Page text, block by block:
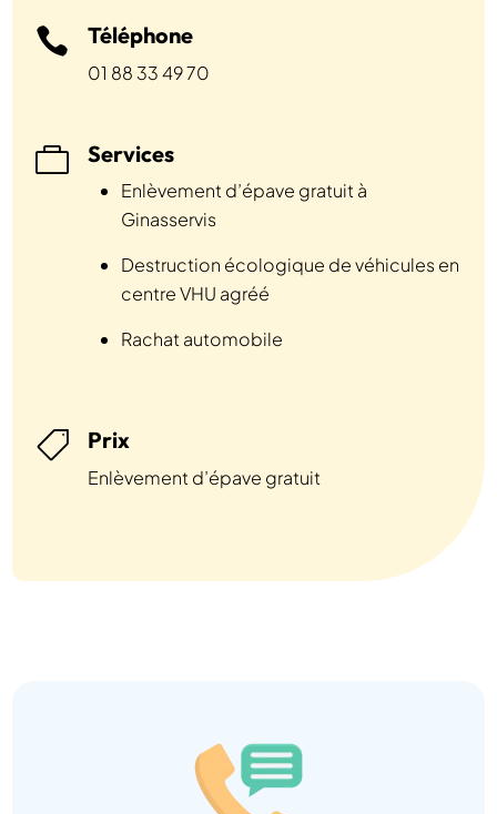
 Téléphone
01 88 33 49 70
 Services
Enlèvement d’épave gratuit à
Ginasservis
Destruction écologique de véhicules en
centre VHU agréé
Rachat automobile
 Prix
Enlèvement d’épave gratuit